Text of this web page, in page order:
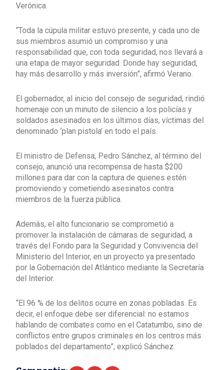
Verónica.
“Toda la cúpula militar estuvo presente, y cada uno de
sus miembros asumió un compromiso y una
responsabilidad que, con toda seguridad, nos llevará a
una etapa de mayor seguridad. Donde hay seguridad,
hay más desarrollo y más inversión”, afirmó Verano.
El gobernador, al inicio del consejo de seguridad, rindió
homenaje con un minuto de silencio a los policías y
soldados asesinados en los últimos días, víctimas del
denominado ‘plan pistola’ en todo el país.
El ministro de Defensa, Pedro Sánchez, al término del
consejo, anunció una recompensa de hasta $200
millones para dar con la captura de quienes estén
promoviendo y cometiendo asesinatos contra
miembros de la fuerza pública.
Además, el alto funcionario se comprometió a
promover la instalación de cámaras de seguridad, a
través del Fondo para la Seguridad y Convivencia del
Ministerio del Interior, en un proyecto ya presentado
por la Gobernación del Atlántico mediante la Secretaría
del Interior.
“El 96 % de los delitos ocurre en zonas pobladas. Es
decir, el enfoque debe ser diferencial: no estamos
hablando de combates como en el Catatumbo, sino de
conflictos entre grupos criminales en los centros más
poblados del departamento”, explicó Sánchez.